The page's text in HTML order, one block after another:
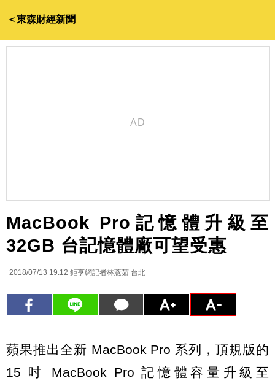
＜東森財經新聞
MacBook Pro記憶體升級至
32GB 台記憶體廠可望受惠
2018/07/13 19:12 鉅亨網記者林薏茹 台北
蘋果推出全新 MacBook Pro 系列，頂規版的
15 吋 MacBook Pro 記憶體容量升級至